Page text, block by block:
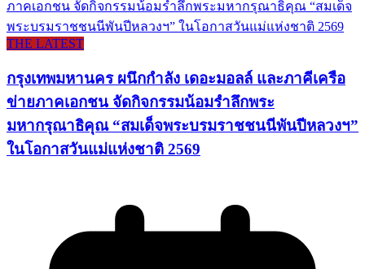
THE LATEST
กรุงเทพมหานคร ผนึกกำลัง เดอะมอลล์ และภาคีเครือ
ข่ายภาคเอกชน จัดกิจกรรมน้อมรำลึกพระ
มหากรุณาธิคุณ “สมเด็จพระบรมราชชนนีพันปีหลวงฯ”
ในโอกาสวันแม่แห่งชาติ 2569